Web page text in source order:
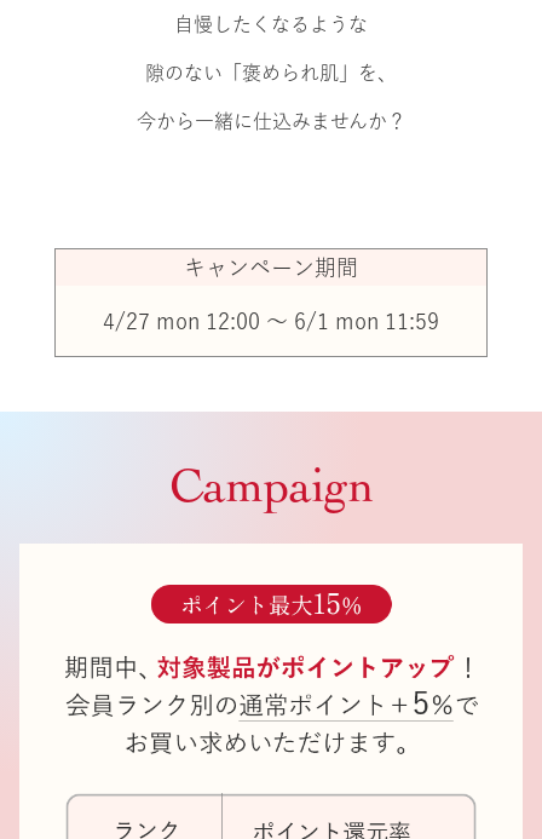
自慢したくなるような
隙のない「褒められ肌」を、
今から一緒に仕込みませんか？
キャンペーン期間
4/27 mon 12:00 〜 6/1 mon 11:59
Campaign